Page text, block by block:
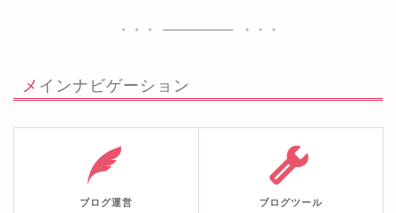
メインナビゲーション
ブログ運営 ブログツール